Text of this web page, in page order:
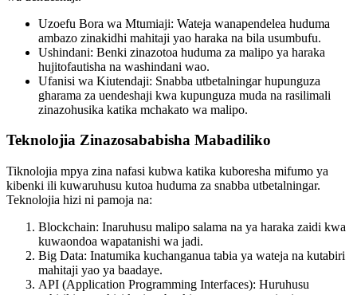
Uzoefu Bora wa Mtumiaji: Wateja wanapendelea huduma
ambazo zinakidhi mahitaji yao haraka na bila usumbufu.
Ushindani: Benki zinazotoa huduma za malipo ya haraka
hujitofautisha na washindani wao.
Ufanisi wa Kiutendaji: Snabba utbetalningar hupunguza
gharama za uendeshaji kwa kupunguza muda na rasilimali
zinazohusika katika mchakato wa malipo.
Teknolojia Zinazosababisha Mabadiliko
Tiknolojia mpya zina nafasi kubwa katika kuboresha mifumo ya
kibenki ili kuwaruhusu kutoa huduma za snabba utbetalningar.
Teknolojia hizi ni pamoja na:
Blockchain: Inaruhusu malipo salama na ya haraka zaidi kwa
kuwaondoa wapatanishi wa jadi.
Big Data: Inatumika kuchanganua tabia ya wateja na kutabiri
mahitaji yao ya baadaye.
API (Application Programming Interfaces): Huruhusu